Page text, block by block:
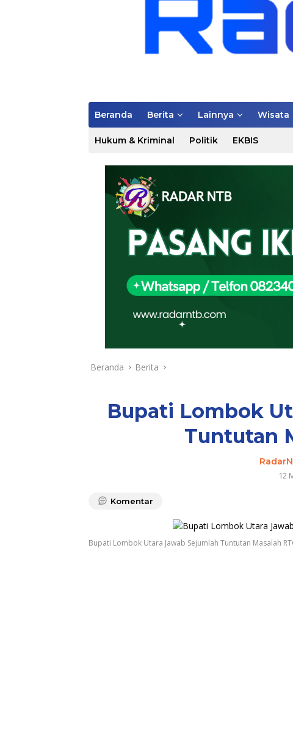
Beranda Berita Lainnya Wisata
Hukum & Kriminal Politik EKBIS
Beranda Berita
Bupati Lombok
Tuntutan
12
Komentar
Bupati Lombok Utara Jawab Sejumlah Tuntutan Masalah